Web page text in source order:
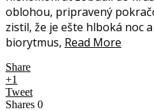
oblohou, pripravený
zistil, že je ešte hlboká noc
biorytmus, Read More
Share
+1
Tweet
Shares 0